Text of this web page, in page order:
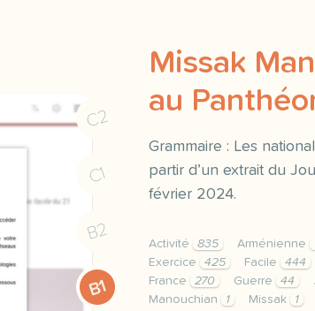
C2
C1
B2
B1
Missak
au
Grammaire : Les
partir d’un extrait du
février 2024.
Activité 835 Arménienne
Exercice
425 Facile 444
France
270 Guerre 44
Manouchian
1 Missak 1